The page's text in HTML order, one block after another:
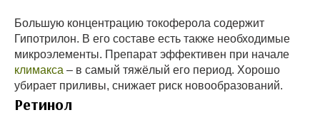
Большую концентрацию токоферола содержит
Гипотрилон. В его составе есть также необходимые
микроэлементы. Препарат эффективен при начале
климакса – в самый тяжёлый его период. Хорошо
убирает приливы, снижает риск новообразований.
Ретинол